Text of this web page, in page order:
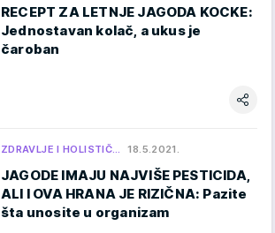
RECEPT ZA LETNJE JAGODA KOCKE:
Jednostavan kolač, a ukus je
čaroban
ZDRAVLJE I HOLISTIČ… 18.5.2021.
JAGODE IMAJU NAJVIŠE PESTICIDA,
ALI I OVA HRANA JE RIZIČNA: Pazite
šta unosite u organizam